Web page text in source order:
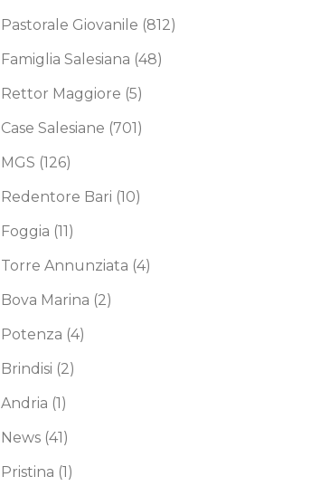
Pastorale Giovanile (812)
Famiglia Salesiana (48)
Rettor Maggiore (5)
Case Salesiane (701)
MGS (126)
Redentore Bari (10)
Foggia (11)
Torre Annunziata (4)
Bova Marina (2)
Potenza (4)
Brindisi (2)
Andria (1)
News (41)
Pristina (1)